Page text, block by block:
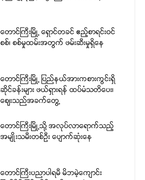
တောင်ကြီးမြို့ ရှောင်တခင် ဧည့်စာရင်းဝင်
စစ်၊ စစ်မှုထမ်းအတွက် ဖမ်းဆီးမှုရှိနေ
တောင်ကြီးမြို့ ပြည်နယ်အားကစားကွင်းရှိ
ဆိုင်ခန်းများ ဖယ်ရှားရန် ထပ်မံသတိပေး၊
ဈေးသည်အခက်တွေ့
တောင်ကြီးမြို့သို့ အလုပ်လာရောက်သည့်
အမျိုးသမီးတစ်ဉီး ပျောက်ဆုံးနေ
တောင်ကြီးပညာပါရမီ မိဘမဲ့ကျောင်း